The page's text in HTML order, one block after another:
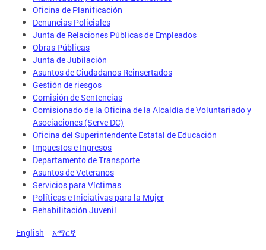
Oficina de Planificación
Denuncias Policiales
Junta de Relaciones Públicas de Empleados
Obras Públicas
Junta de Jubilación
Asuntos de Ciudadanos Reinsertados
Gestión de riesgos
Comisión de Sentencias
Comisionado de la Oficina de la Alcaldía de Voluntariado y
Asociaciones (Serve DC)
Oficina del Superintendente Estatal de Educación
Impuestos e Ingresos
Departamento de Transporte
Asuntos de Veteranos
Servicios para Víctimas
Políticas e Iniciativas para la Mujer
Rehabilitación Juvenil
English አማርኛ